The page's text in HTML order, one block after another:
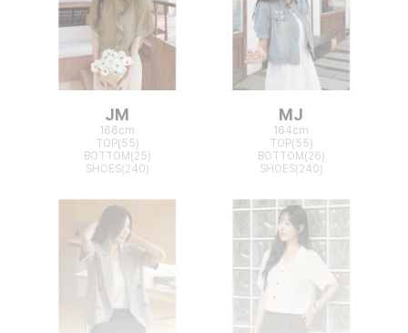
JM
166cm
TOP(55)
BOTTOM(25)
SHOES(240)
MJ
164cm
TOP(55)
BOTTOM(26)
SHOES(240)